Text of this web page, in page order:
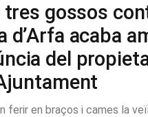
tres gossos
d’Arfa acaba
del
ferir en braços i cames la